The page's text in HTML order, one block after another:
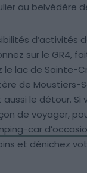
au belvédère
d’activités
sur le GR4,
le lac de Sainte-
de Moustiers-
le détour. Si
de voyager,
car
et dénichez